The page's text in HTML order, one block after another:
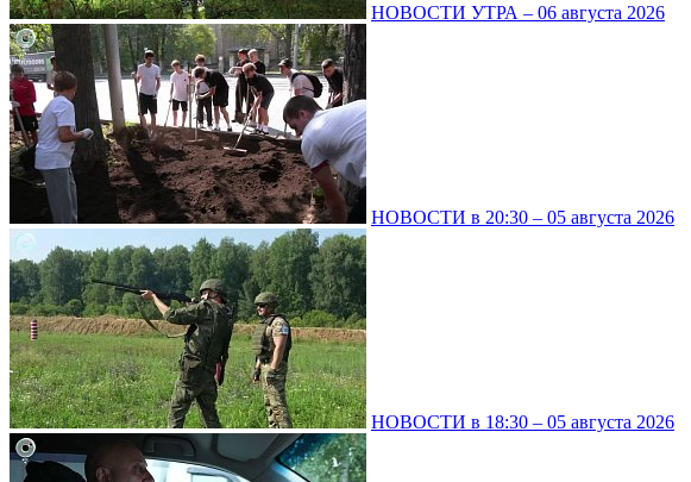
НОВОСТИ УТРА – 06 августа 2026
НОВОСТИ в 20:30 – 05 августа 2026
НОВОСТИ в 18:30 – 05 августа 2026